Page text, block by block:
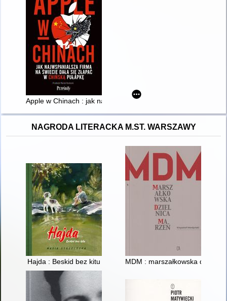
Apple w Chinach : jak najwspanialsza firma na świecie dała się
NAGRODA LITERACKA M.ST. WARSZAWY
Hajda : Beskid bez kitu MDM : marszałkowska